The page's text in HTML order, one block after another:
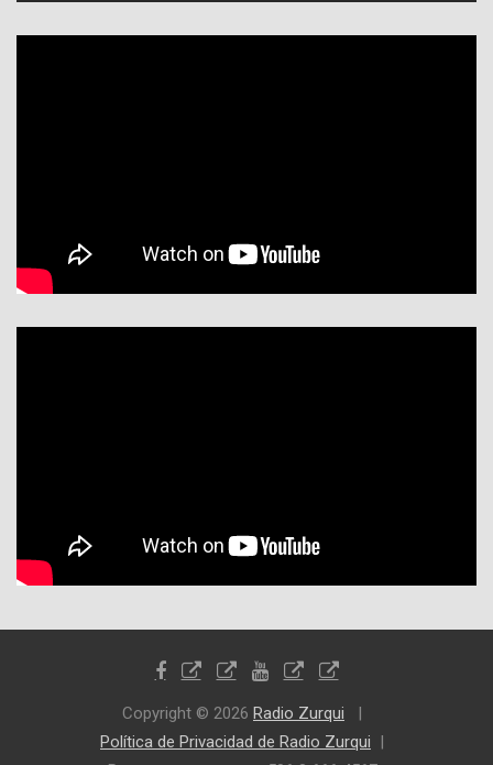
Copyright © 2026 Radio Zurqui
Política de Privacidad de Radio Zurqui